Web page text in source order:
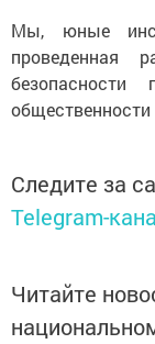
Мы, юные
проведенная
Следите за
Telegram-
Читайте